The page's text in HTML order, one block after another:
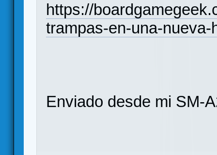
https://
trampas-en-una-nueva-
Enviado desde mi SM-